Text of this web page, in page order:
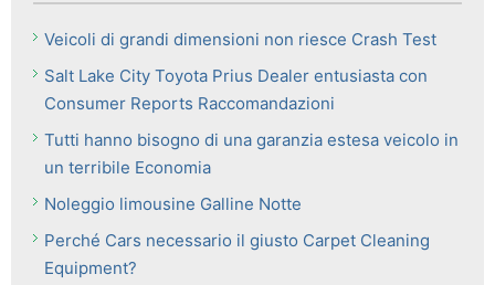
Veicoli di grandi dimensioni non riesce Crash Test
Salt Lake City Toyota Prius Dealer entusiasta con
Consumer Reports Raccomandazioni
Tutti hanno bisogno di una garanzia estesa veicolo in
un terribile Economia
Noleggio limousine Galline Notte
Perché Cars necessario il giusto Carpet Cleaning
Equipment?